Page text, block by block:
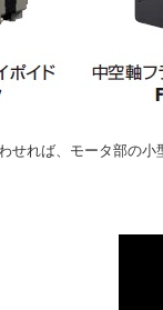
せれば、モータ部の